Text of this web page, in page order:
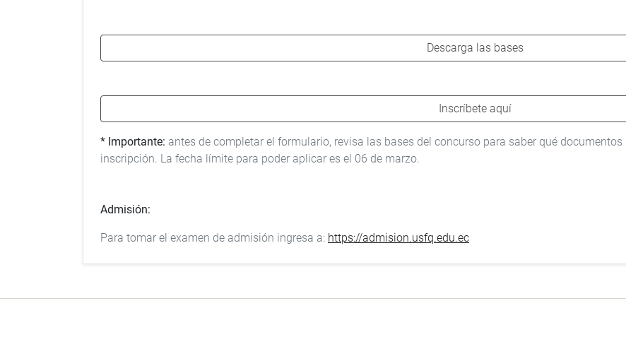
Descarga las bases
Inscríbete aquí
* Importante: antes de completar el formulario, revisa las bases del concurso para saber qué
inscripción. La fecha límite para poder aplicar es el 06 de marzo.
Admisión:
Para tomar el examen de admisión ingresa a: https://admision.usfq.edu.ec